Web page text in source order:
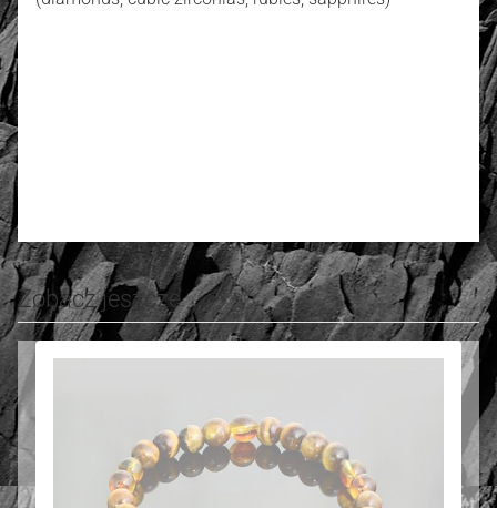
Zobacz jeszcze